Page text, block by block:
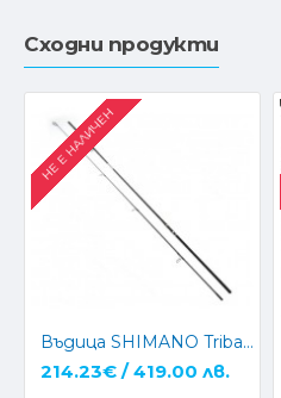
Сходни продукти
НЕ Е НАЛИЧЕН
Въдица SHIMANO Tribal TX7 12ft 3,5lb Intensity
214.23€ / 419.00 лв.